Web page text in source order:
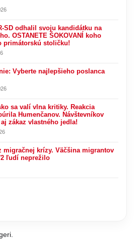
SD odhalil svoju kandidátku na
OSTANETE ŠOKOVANÍ koho
primátorskú stoličku!
Vyberte najlepšieho poslanca
sa valí vlna kritiky. Reakcia
Humenčanov. Návštevníkov
zákaz vlastného jedla!
migračnej krízy. Väčšina migrantov
ľudí neprežilo